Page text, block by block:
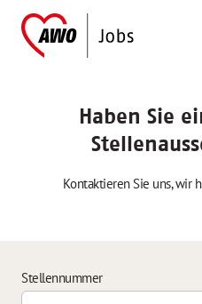
Haben Sie
Kontaktieren Sie uns, wir
Stellennummer